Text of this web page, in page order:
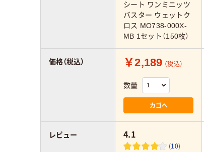
シート ワンミニッツ
バスター ウェットク
ロス MO738-000X-
MB 1セット（150枚）
価格（税込） ￥2,189 （税込）
数量
カゴへ
レビュー 4.1
(10)